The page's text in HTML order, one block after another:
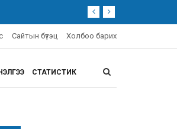
Сайтын бүтэц Холбоо барих
СТАТИСТИК